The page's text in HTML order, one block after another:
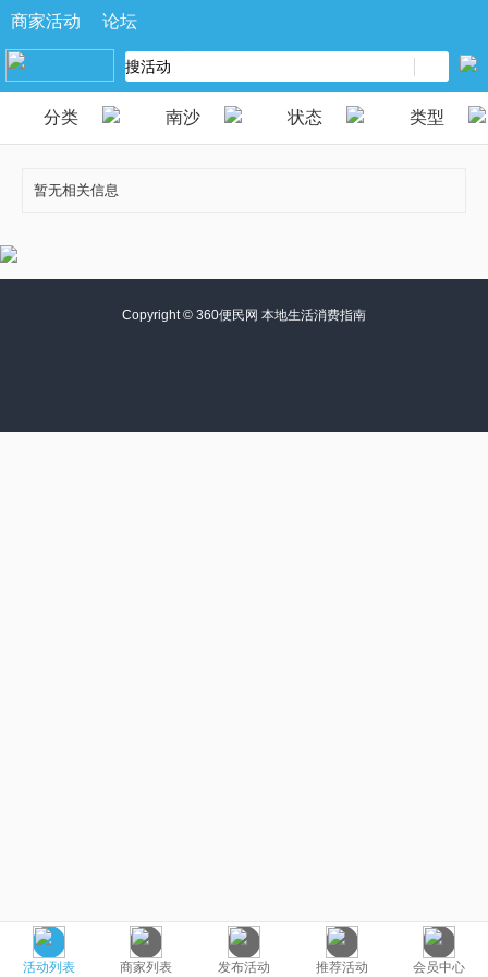
商家活动 论坛
分类 南沙 状态 类型
暂无相关信息
活动列表 商家列表 发布活动 推荐活动 会员中心
Copyright © 360便民网 本地生活消费指南